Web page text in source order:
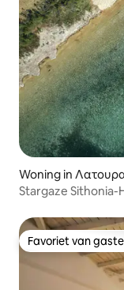
Woning in
Stargaze Sithonia-
Favoriet van
Favoriet van